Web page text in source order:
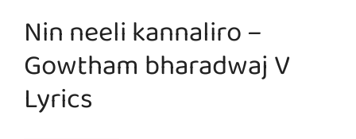
Nin neeli kannaliro –
Gowtham bharadwaj V
Lyrics